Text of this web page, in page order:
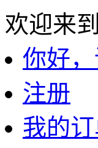
欢迎来
你好
注册
我的